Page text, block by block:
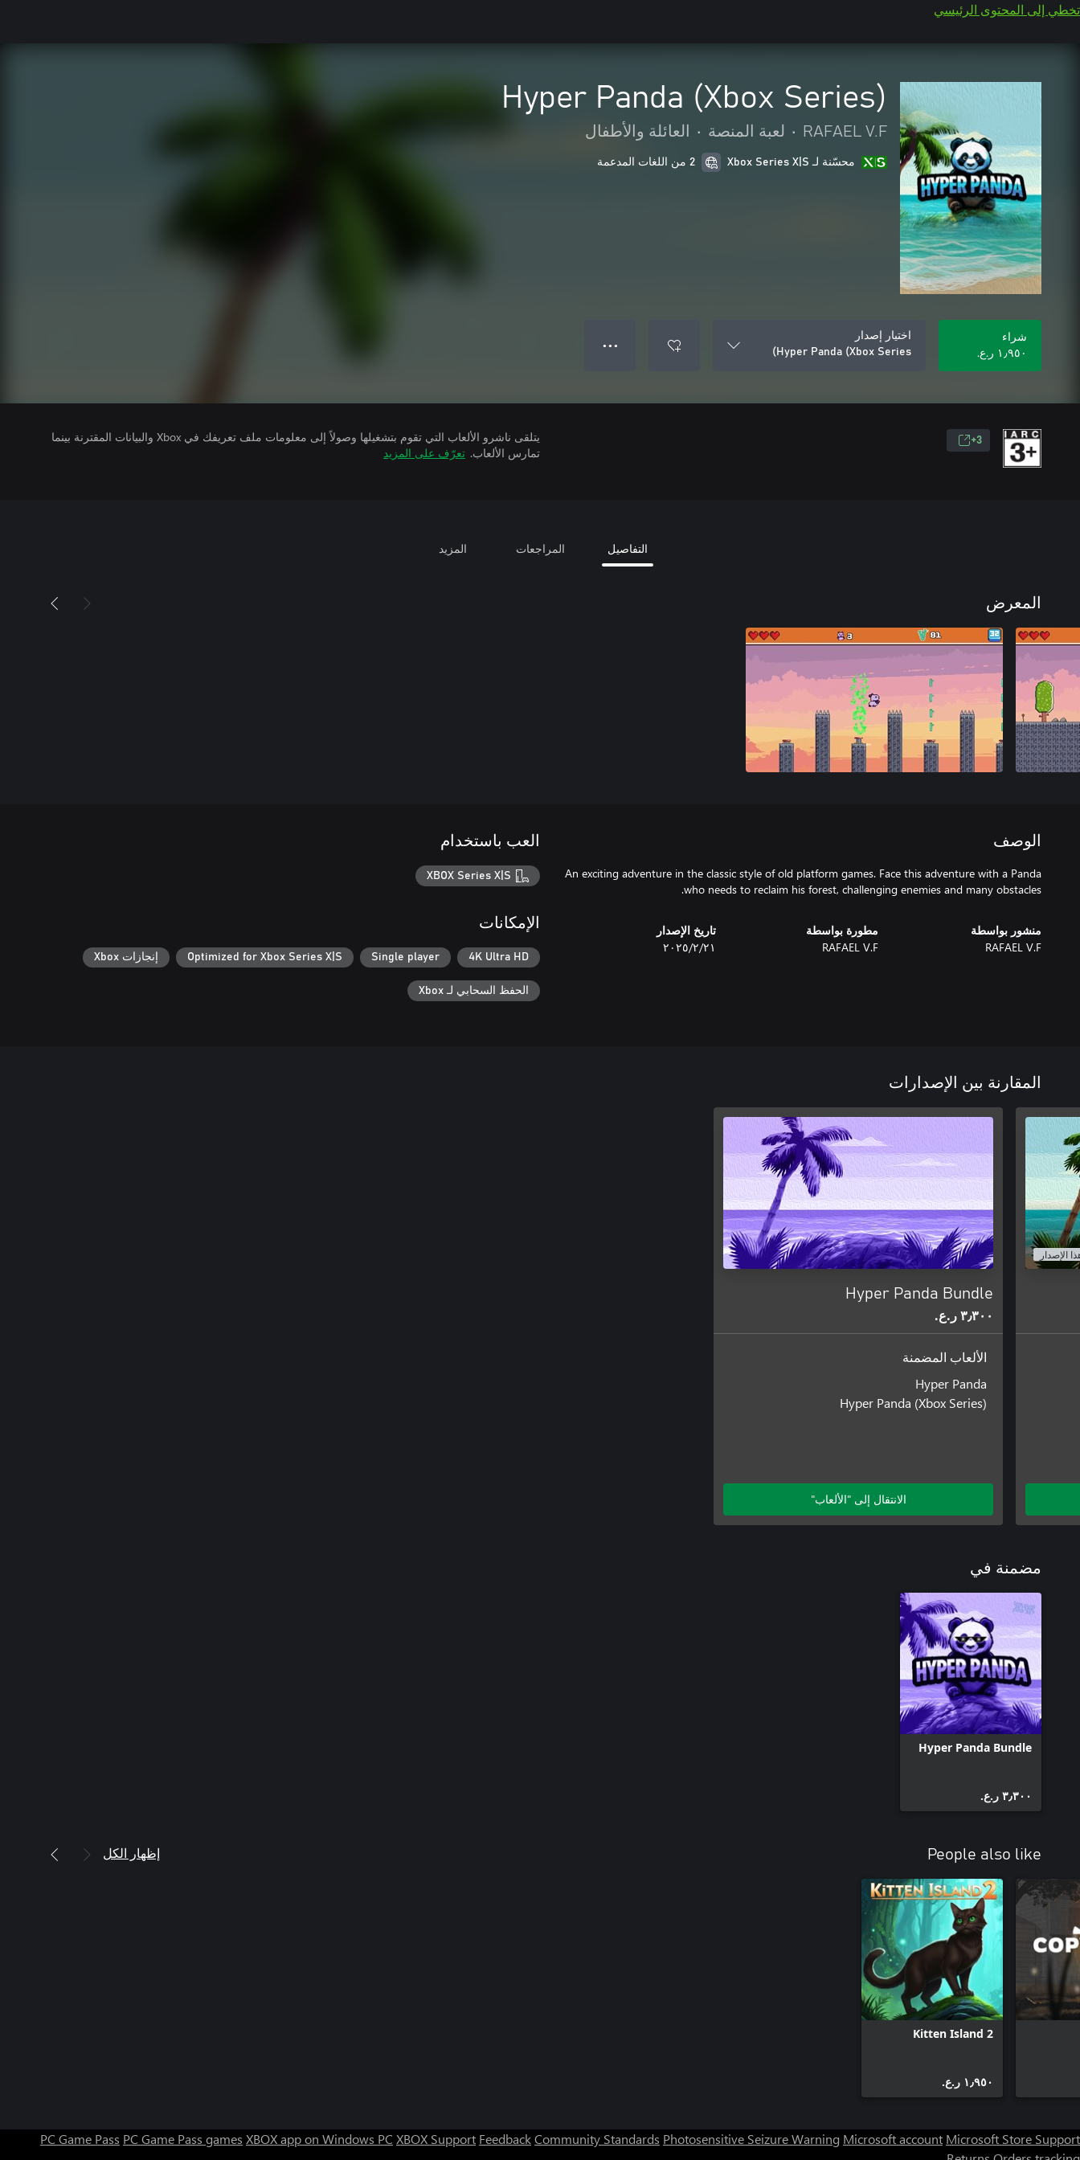
تخطي إلى المحتوى الرئيسي
Hyper Panda (Xbox Series)
RAFAEL V.F
• لعبة المنصة • العائلة والأطفال
محسّنة لـ Xbox Series X|S 2 من اللغات المدعمة
شراء
١٫٩٥٠ ر.ع.‏
اختيار إصدار
Hyper Panda (Xbox Series)
● ● ●
3+
يتلقى ناشرو الألعاب التي تقوم بتشغيلها وصولاً إلى معلومات ملف تعريفك في Xbox والبيانات المقترنة بينما
تمارس الألعاب. تعرّف على المزيد
التفاصيل المراجعات المزيد
المعرض
الوصف
An exciting adventure in the classic style of old platform games. Face this adventure with a Panda
who needs to reclaim his forest, challenging enemies and many obstacles.
منشور بواسطة
RAFAEL V.F
مطورة بواسطة
RAFAEL V.F
تاريخ الإصدار
٢١‏/٢‏/٢٠٢٥
العب باستخدام
XBOX Series X|S
الإمكانات
4K Ultra HD
Single player
Optimized for Xbox Series X|S إنجازات Xbox
الحفظ السحابي لـ Xbox
المقارنة بين الإصدارات
الإصدار
Hyper Panda Bundle
٣٫٣٠٠ ر.ع.‏
الألعاب المضمنة
Hyper Panda
Hyper Panda (Xbox Series)
الانتقال إلى "الألعاب"
مضمنة في
Hyper Panda Bundle
٣٫٣٠٠ ر.ع.‏
People also like إظهار الكل
Kitten Island 2
١٫٩٥٠ ر.ع.‏
PC Game Pass PC Game Pass games XBOX app on Windows PC XBOX Support FeedbackCommunity Standards Photosensitive Seizure Warning Microsoft account Microsoft Store Support